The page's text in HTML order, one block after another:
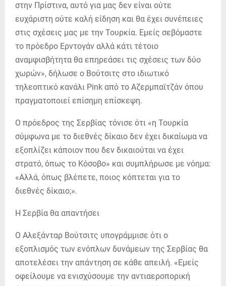
στην Πρίστινα, αυτό για μας δεν είναι ούτε
ευχάριστη ούτε καλή είδηση και θα έχει συνέπειες
στις σχέσεις μας με την Τουρκία. Εμείς σεβόμαστε
το πρόεδρο Ερντογάν αλλά κάτι τέτοιο
αναμφισβήτητα θα επηρεάσει τις σχέσεις των δύο
χωρών», δήλωσε ο Βούτσιτς στο ιδιωτικό
τηλεοπτικό κανάλι Pink από το Αζερμπαϊτζάν όπου
πραγματοποιεί επίσημη επίσκεψη.
Ο πρόεδρος της Σερβίας τόνισε ότι «η Τουρκία
σύμφωνα με το διεθνές δίκαιο δεν έχει δικαίωμα να
εξοπλίζει κάποιον που δεν δικαιούται να έχει
στρατό, όπως το Κόσοβο» και συμπλήρωσε με νόημα:
«Αλλά, όπως βλέπετε, ποιος κόπτεται για το
διεθνές δίκαιο;».
H Σερβία θα απαντήσει
Ο Αλεξάνταρ Βούτσιτς υπογράμμισε ότι ο
εξοπλισμός των ενόπλων δυνάμεων της Σερβίας θα
αποτελέσει την απάντηση σε κάθε απειλή. «Εμείς
οφείλουμε να ενισχύσουμε την αντιαεροπορική